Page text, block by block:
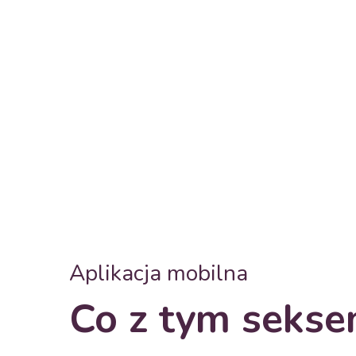
Aplikacja mobilna
Co z tym